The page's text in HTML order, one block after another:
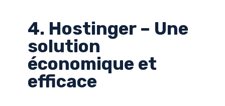
4. Hostinger – Une
solution
économique et
efficace